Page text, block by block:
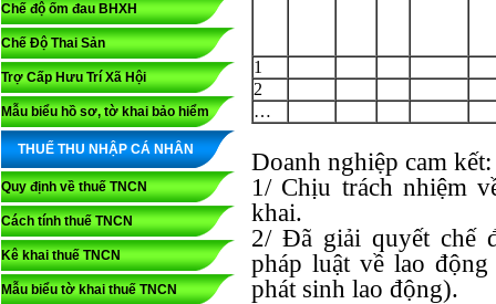
Chế độ ốm đau BHXH
Chế Độ Thai Sản
Trợ Cấp Hưu Trí Xã Hội
Mẫu biểu hồ sơ, tờ khai bảo hiểm
THUẾ THU NHẬP CÁ NHÂN
Quy định về thuế TNCN
Cách tính thuế TNCN
Kê khai thuế TNCN
Mẫu biểu tờ khai thuế TNCN
1
2
…
Doanh nghiệp cam kết:
1/ Chịu trách nhiệm
khai.
2/ Đã giải quyết chế
pháp luật về lao
phát sinh lao động).